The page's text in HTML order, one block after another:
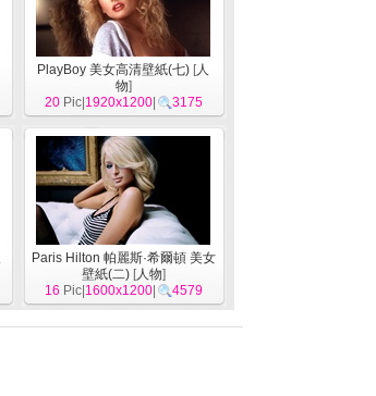
PlayBoy 美女高清壁紙(七) [人
物]
20Pic| 1920x1200| 3175
Paris Hilton 帕麗斯·希爾頓 美女
壁紙(二)[人物]
16 Pic| 1600x1200| 4579